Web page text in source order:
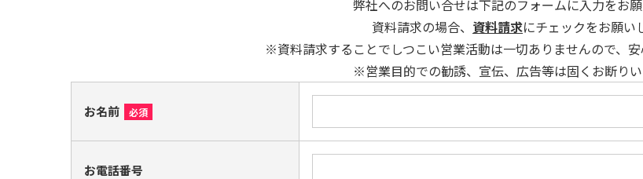
弊社へのお問い合せは下記のフォームに入力をお願
資料請求の場合、 資料請求にチェックをお願い
※資料請求することでしつこい営業活動は一切ありませんので、安
※営業目的での勧誘、宣伝、広告等は固くお断りい
お名前 必須
お電話番号